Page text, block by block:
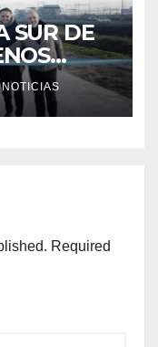
SUR DE
Required